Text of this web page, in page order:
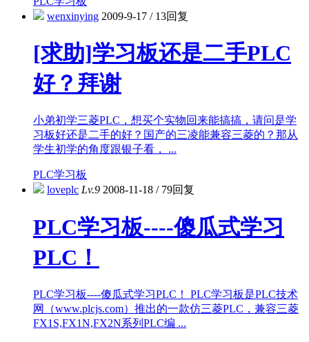
wenxinying 2009-9-17 /13回复
[求助]学习板还是二手PLC
好？拜谢
小弟初学三菱PLC，想买个实物回来能搞搞，请问是学
习板好还是二手的好？国产的三凌能兼容三菱的？那从
学生初学的角度跟银子看， ...
PLC学习板
loveplc Lv.9 2008-11-18 /79回复
PLC学习板----傻瓜式学习
PLC！
PLC学习板----傻瓜式学习PLC！ PLC学习板是PLC技术
网（www.plcjs.com）推出的一款仿三菱PLC，兼容三菱
FX1S,FX1N,FX2N系列PLC编 ...